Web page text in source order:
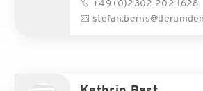
+49 (0)2302 202 1628